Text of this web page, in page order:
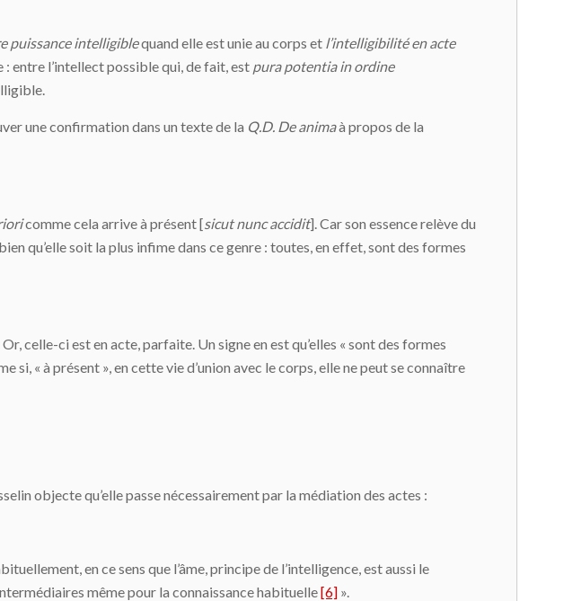
puissance intelligiblequand elle est unie au corps et l’intelligibilité en acte
entre l’intellect possible qui, de fait, est pura potentia in ordine
une confirmation dans un texte de la Q.D. De animaà propos de la
comme cela arrive à présent [sicut nunc accidit]. Car son essence relève du
qu’elle soit la plus infime dans ce genre : toutes, en effet, sont des formes
celle-ci est en acte, parfaite. Un signe en est qu’elles « sont des formes
si, « à présent », en cette vie d’union avec le corps, elle ne peut se connaître
objecte qu’elle passe nécessairement par la médiation des actes :
en ce sens que l’âme, principe de l’intelligence, est aussi le
même pour la connaissance habituelle[6] ».